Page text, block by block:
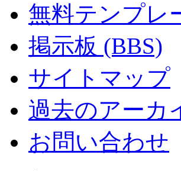
無料テンプレ
掲示板 (BBS)
サイトマップ
過去のアーカ
お問い合わせ